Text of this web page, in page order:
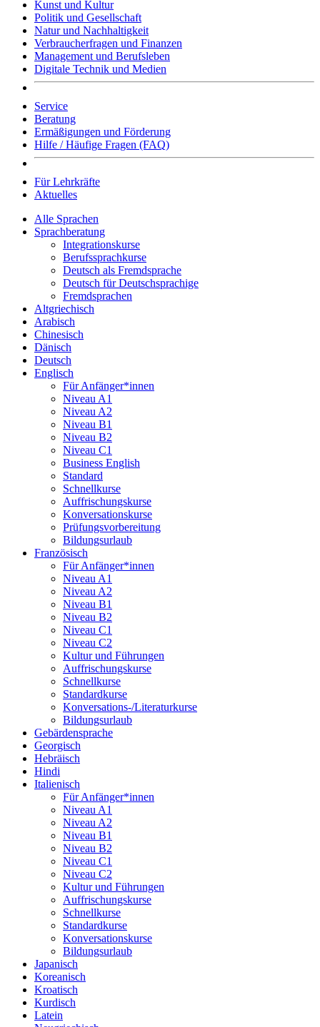
Kunst und Kultur
Politik und Gesellschaft
Natur und Nachhaltigkeit
Verbraucherfragen und Finanzen
Management und Berufsleben
Digitale Technik und Medien
Service
Beratung
Ermäßigungen und Förderung
Hilfe / Häufige Fragen (FAQ)
Für Lehrkräfte
Aktuelles
Alle Sprachen
Sprachberatung
Integrationskurse
Berufssprachkurse
Deutsch als Fremdsprache
Deutsch für Deutschsprachige
Fremdsprachen
Altgriechisch
Arabisch
Chinesisch
Dänisch
Deutsch
Englisch
Für Anfänger*innen
Niveau A1
Niveau A2
Niveau B1
Niveau B2
Niveau C1
Business English
Standard
Schnellkurse
Auffrischungskurse
Konversationskurse
Prüfungsvorbereitung
Bildungsurlaub
Französisch
Für Anfänger*innen
Niveau A1
Niveau A2
Niveau B1
Niveau B2
Niveau C1
Niveau C2
Kultur und Führungen
Auffrischungskurse
Schnellkurse
Standardkurse
Konversations-/Literaturkurse
Bildungsurlaub
Gebärdensprache
Georgisch
Hebräisch
Hindi
Italienisch
Für Anfänger*innen
Niveau A1
Niveau A2
Niveau B1
Niveau B2
Niveau C1
Niveau C2
Kultur und Führungen
Auffrischungskurse
Schnellkurse
Standardkurse
Konversationskurse
Bildungsurlaub
Japanisch
Koreanisch
Kroatisch
Kurdisch
Latein